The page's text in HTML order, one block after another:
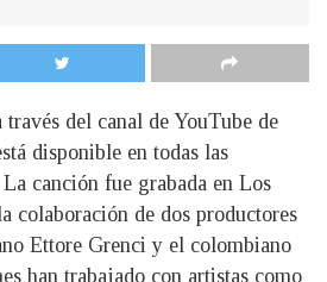
del canal de YouTube de
disponible en todas las
canción fue grabada en Los
colaboración de dos productores
Ettore Grenci y el colombiano
han trabajado con artistas como